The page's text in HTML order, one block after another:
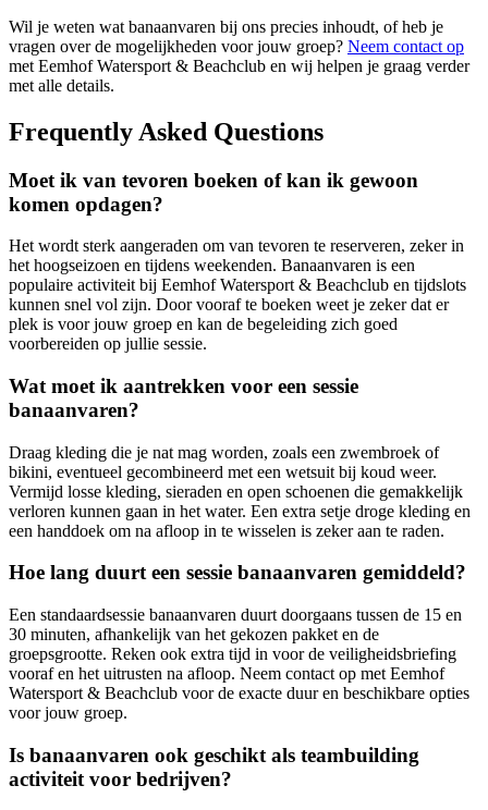
Wil je weten wat banaanvaren bij ons precies inhoudt, of heb je
vragen over de mogelijkheden voor jouw groep? Neem contact op
met Eemhof Watersport & Beachclub en wij helpen je graag verder
met alle details.
Frequently Asked Questions
Moet ik van tevoren boeken of kan ik gewoon
komen opdagen?
Het wordt sterk aangeraden om van tevoren te reserveren, zeker in
het hoogseizoen en tijdens weekenden. Banaanvaren is een
populaire activiteit bij Eemhof Watersport & Beachclub en tijdslots
kunnen snel vol zijn. Door vooraf te boeken weet je zeker dat er
plek is voor jouw groep en kan de begeleiding zich goed
voorbereiden op jullie sessie.
Wat moet ik aantrekken voor een sessie
banaanvaren?
Draag kleding die je nat mag worden, zoals een zwembroek of
bikini, eventueel gecombineerd met een wetsuit bij koud weer.
Vermijd losse kleding, sieraden en open schoenen die gemakkelijk
verloren kunnen gaan in het water. Een extra setje droge kleding en
een handdoek om na afloop in te wisselen is zeker aan te raden.
Hoe lang duurt een sessie banaanvaren gemiddeld?
Een standaardsessie banaanvaren duurt doorgaans tussen de 15 en
30 minuten, afhankelijk van het gekozen pakket en de
groepsgrootte. Reken ook extra tijd in voor de veiligheidsbriefing
vooraf en het uitrusten na afloop. Neem contact op met Eemhof
Watersport & Beachclub voor de exacte duur en beschikbare opties
voor jouw groep.
Is banaanvaren ook geschikt als teambuilding
activiteit voor bedrijven?